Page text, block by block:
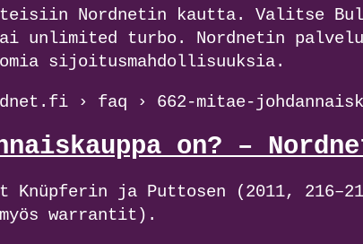
Nordnetin kautta. Valitse
unlimited turbo. Nordnetin
sijoitusmahdollisuuksia.
› faq › 662-mitae-
on? –
Knüpferin ja Puttosen (2011,
warrantit).